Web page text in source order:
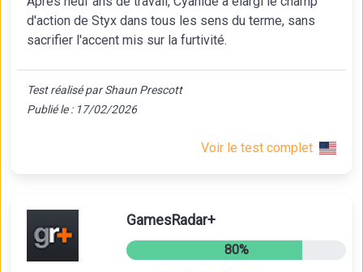
d'action de Styx dans tous les sens du terme, sans
sacrifier l'accent mis sur la furtivité.
Test réalisé par Shaun Prescott
Publié le : 17/02/2026
Voir le test complet
GamesRadar+
80%